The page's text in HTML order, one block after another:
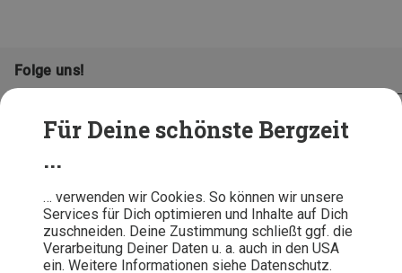
Für Deine schönste Bergzeit
...
… verwenden wir Cookies. So können wir unsere
Services für Dich optimieren und Inhalte auf Dich
zuschneiden. Deine Zustimmung schließt ggf. die
Verarbeitung Deiner Daten u. a. auch in den USA
ein. Weitere Informationen siehe Datenschutz.
Folge uns!